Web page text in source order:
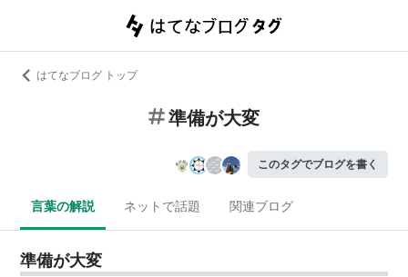
はてなブログ トップ
準備が大変
このタグでブログを書く
言葉の解説 ネットで話題 関連ブログ
準備が大変